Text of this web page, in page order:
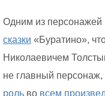
Одним из персонажей
сказки «Буратино»,
Николаевичем
не главный
роль во всем